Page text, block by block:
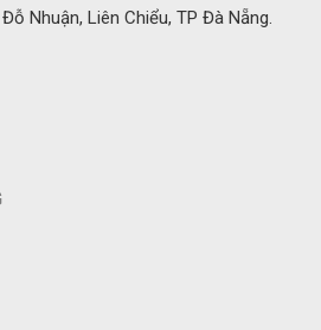
Nhuận, Liên Chiểu, TP Đà Nẵng.